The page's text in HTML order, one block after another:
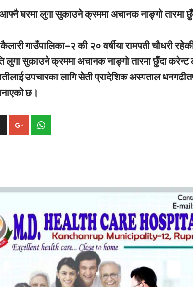
घरमा लुगा सुकाउने क्रममा अचानक नाङ्गो तारमा
गाउँपालिका–२ की २० वर्षीया रामपती चौधरी
लुगा सुकाउने क्रममा अचानक नाङ्गो तारमा छुँदा करेन्ट
उपचारका लागि सेती प्रादेशिक अस्पताल
छ।